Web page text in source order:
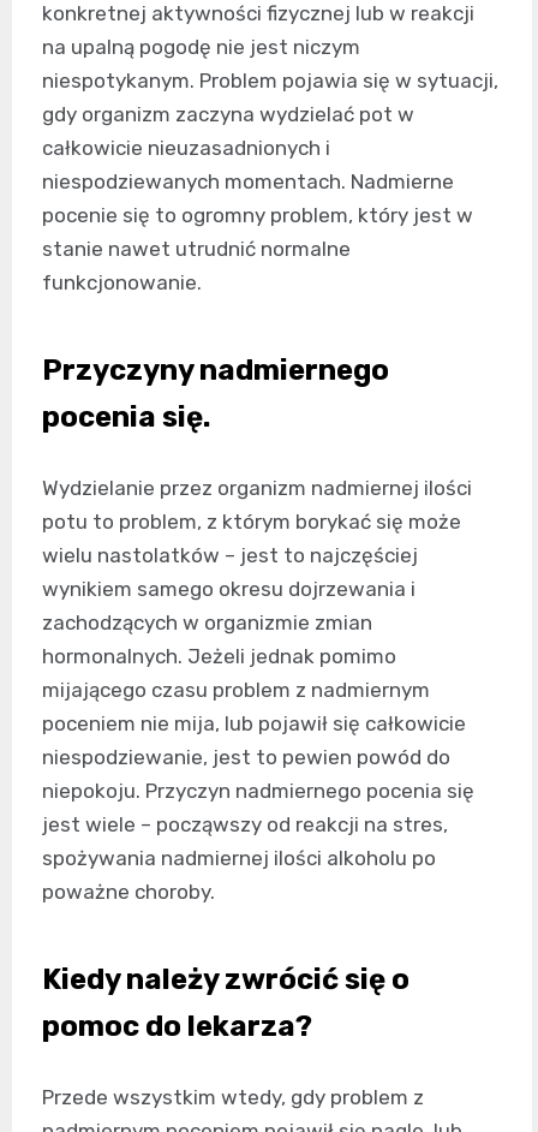
konkretnej aktywności fizycznej lub w reakcji
na upalną pogodę nie jest niczym
niespotykanym. Problem pojawia się w sytuacji,
gdy organizm zaczyna wydzielać pot w
całkowicie nieuzasadnionych i
niespodziewanych momentach. Nadmierne
pocenie się to ogromny problem, który jest w
stanie nawet utrudnić normalne
funkcjonowanie.
Przyczyny nadmiernego
pocenia się.
Wydzielanie przez organizm nadmiernej ilości
potu to problem, z którym borykać się może
wielu nastolatków – jest to najczęściej
wynikiem samego okresu dojrzewania i
zachodzących w organizmie zmian
hormonalnych. Jeżeli jednak pomimo
mijającego czasu problem z nadmiernym
poceniem nie mija, lub pojawił się całkowicie
niespodziewanie, jest to pewien powód do
niepokoju. Przyczyn nadmiernego pocenia się
jest wiele – począwszy od reakcji na stres,
spożywania nadmiernej ilości alkoholu po
poważne choroby.
Kiedy należy zwrócić się o
pomoc do lekarza?
Przede wszystkim wtedy, gdy problem z